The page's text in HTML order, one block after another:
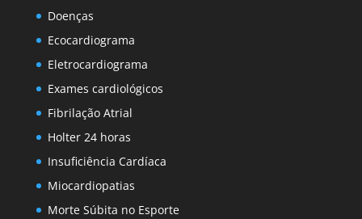
Doenças
Ecocardiograma
Eletrocardiograma
Exames cardiológicos
Fibrilação Atrial
Holter 24 horas
Insuficiência Cardíaca
Miocardiopatias
Morte Súbita no Esporte